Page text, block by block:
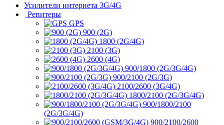
Усилители интернета 3G/4G
Репитеры
GPS
900 (2G)
1800 (2G/4G)
2100 (3G)
2600 (4G)
900/1800 (2G/3G/4G)
900/2100 (2G/3G)
2100/2600 (3G/4G)
1800/2100 (2G/3G/4G)
900/1800/2100
(2G/3G/4G)
900/2100/2600